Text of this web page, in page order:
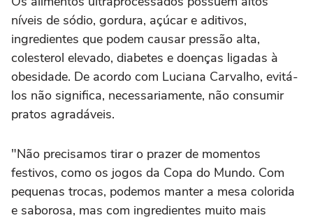
níveis de sódio, gordura, açúcar e aditivos,
ingredientes que podem causar pressão alta,
colesterol elevado, diabetes e doenças ligadas à
obesidade. De acordo com Luciana Carvalho, evitá-
los não significa, necessariamente, não consumir
pratos agradáveis.
"Não precisamos tirar o prazer de momentos
festivos, como os jogos da Copa do Mundo. Com
pequenas trocas, podemos manter a mesa colorida
e saborosa, mas com ingredientes muito mais